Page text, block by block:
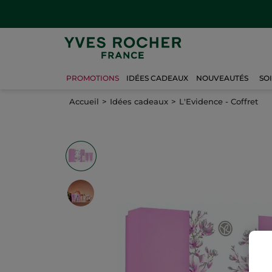
PROMOTIONS IDÉES CADEAUX NOUVEAUTÉS
Accueil Idées cadeaux L'Evidence - Coffret